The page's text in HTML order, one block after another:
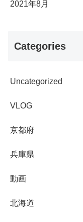
2021年8月
Categories
Uncategorized
VLOG
京都府
兵庫県
動画
北海道